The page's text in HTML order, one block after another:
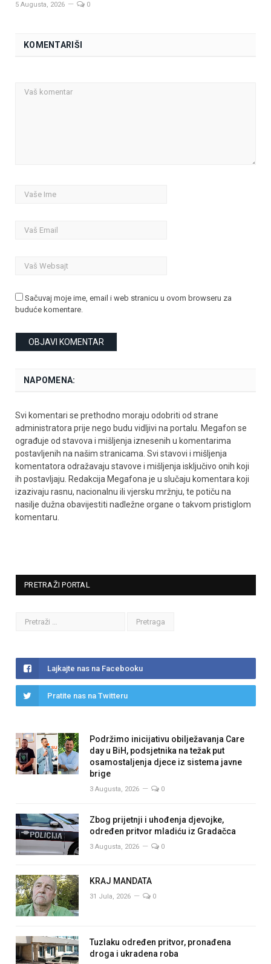
5 Augusta, 2026 0
KOMENTARIŠI
Sačuvaj moje ime, email i web stranicu u ovom browseru za
buduće komentare.
NAPOMENA:
Svi komentari se prethodno moraju odobriti od strane
administratora prije nego budu vidljivi na portalu. Megafon se
ograđuje od stavova i mišljenja iznesenih u komentarima
postavljenih na našim stranicama. Svi stavovi i mišljenja
komentatora odražavaju stavove i mišljenja isključivo onih koji
ih postavljaju. Redakcija Megafona je u slučaju komentara koji
izazivaju rasnu, nacionalnu ili vjersku mržnju, te potiču na
nasilje dužna obavijestiti nadležne organe o takvom pristiglom
komentaru.
PRETRAŽI PORTAL
Lajkajte nas na Facebooku
Pratite nas na Twitteru
Podržimo inicijativu obilježavanja Care
day u BiH, podsjetnika na težak put
osamostaljenja djece iz sistema javne
brige
3 Augusta, 2026 0
Zbog prijetnji i uhođenja djevojke,
određen pritvor mladiću iz Gradačca
3 Augusta, 2026 0
KRAJ MANDATA
31 Jula, 2026 0
Tuzlaku određen pritvor, pronađena
droga i ukradena roba